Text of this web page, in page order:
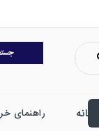
خانه راهنمای